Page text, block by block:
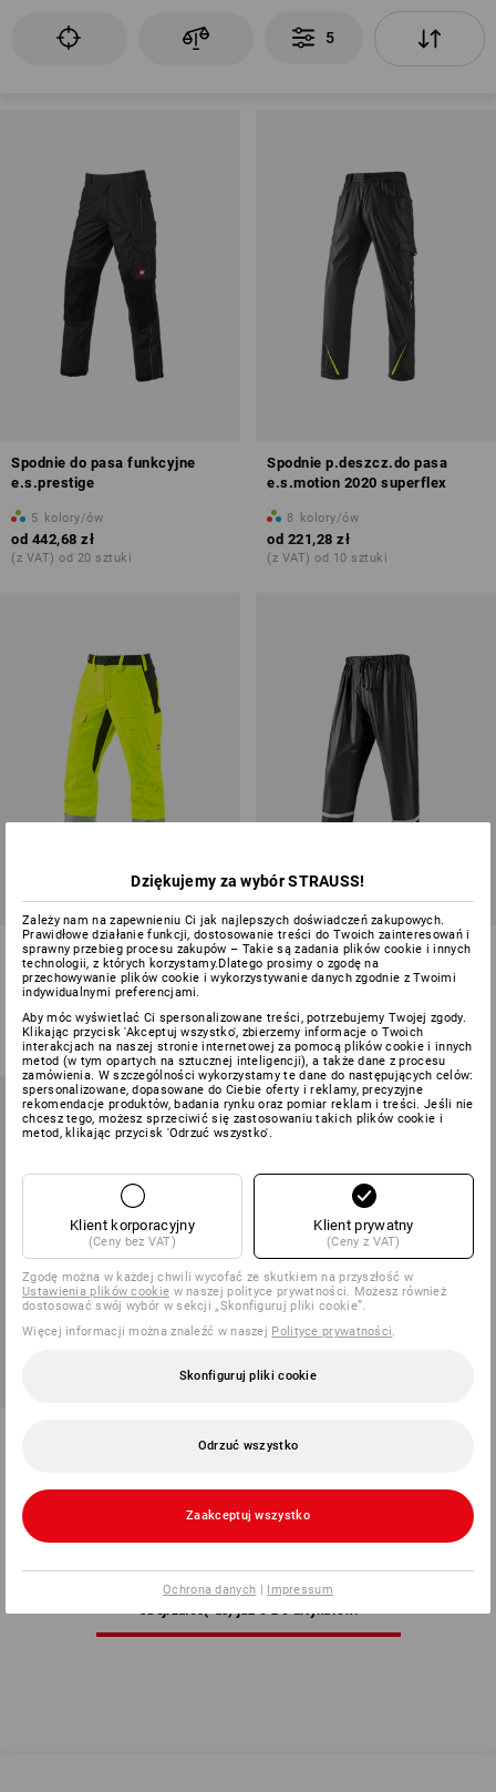
5
Spodnie do pasa funkcyjne
e.s.prestige
5 kolory/ów
od 442,68 zł
(z VAT) od 20 sztuki
Spodnie p.deszcz.do pasa
e.s.motion 2020 superflex
8 kolory/ów
od 221,28 zł
(z VAT) od 10 sztuki
e.s. Spodnie do pasa chroniące
przed czynnikami
1 kolor
od 1 162,23 zł
(z VAT) od 10 sztuki
Spodnie do pasa Flexi-Stretch
od 110,58 zł
(z VAT) od 10 sztuki
od
(z VAT) od 20 sztuki
Obejrzałeś(-aś) już 5 z 5 artykułów.
Dziękujemy za wybór STRAUSS!
Zależy nam na zapewnieniu Ci jak najlepszych doświadczeń zakupowych.
Prawidłowe działanie funkcji, dostosowanie treści do Twoich zainteresowań i
sprawny przebieg procesu zakupów – Takie są zadania plików cookie i innych
technologii, z których korzystamy.Dlatego prosimy o zgodę na
przechowywanie plików cookie i wykorzystywanie danych zgodnie z Twoimi
indywidualnymi preferencjami.
Aby móc wyświetlać Ci spersonalizowane treści, potrzebujemy Twojej zgody.
Klikając przycisk 'Akceptuj wszystko', zbierzemy informacje o Twoich
interakcjach na naszej stronie internetowej za pomocą plików cookie i innych
metod (w tym opartych na sztucznej inteligencji), a także dane z procesu
zamówienia. W szczególności wykorzystamy te dane do następujących celów:
spersonalizowane, dopasowane do Ciebie oferty i reklamy, precyzyjne
rekomendacje produktów, badania rynku oraz pomiar reklam i treści. Jeśli nie
chcesz tego, możesz sprzeciwić się zastosowaniu takich plików cookie i
metod, klikając przycisk 'Odrzuć wszystko'.
Klient korporacyjny
(Ceny bez VAT)
Klient prywatny
(Ceny z VAT)
Zgodę można w każdej chwili wycofać ze skutkiem na przyszłość w
Ustawienia plików cookie w naszej polityce prywatności. Możesz również
dostosować swój wybór w sekcji „Skonfiguruj pliki cookie”.
Więcej informacji można znaleźć w naszej Polityce prywatności.
Skonfiguruj pliki cookie
Odrzuć wszystko
Zaakceptuj wszystko
Ochrona danych | Impressum